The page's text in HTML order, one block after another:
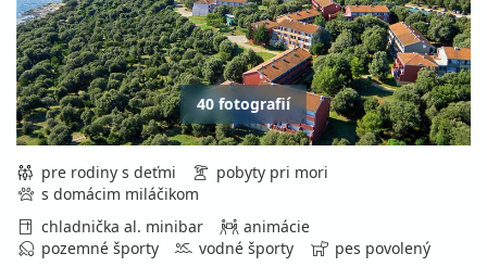
40 fotografií
pre rodiny s deťmi
pobyty pri mori
s domácim miláčikom
chladnička al. minibar
animácie
pozemné športy
vodné športy pes povolený